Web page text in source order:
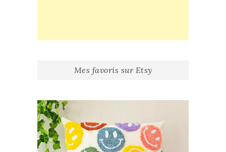
Mes favoris sur Etsy